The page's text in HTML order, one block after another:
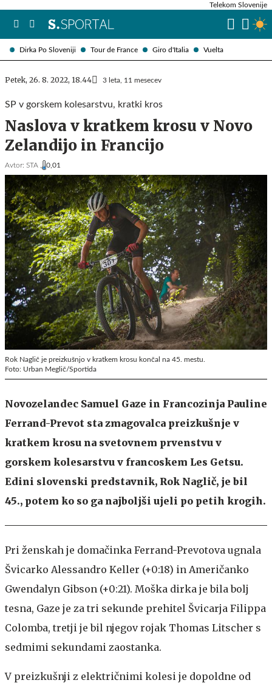
Dirka Po Sloveniji Tour de France Giro d'Italia Vuelta
Telekom Slovenije
Petek, 26. 8. 2022, 18.44 3 leta, 11 mesecev
SP v gorskem kolesarstvu, kratki kros
Naslova v kratkem krosu v Novo
Zelandijo in Francijo
Avtor: STA , 0,01
Rok Naglič je preizkušnjo v kratkem krosu končal na 45. mestu.
Foto: Urban Meglič/Sportida
Novozelandec Samuel Gaze in Francozinja Pauline
Ferrand-Prevot sta zmagovalca preizkušnje v
kratkem krosu na svetovnem prvenstvu v
gorskem kolesarstvu v francoskem Les Getsu.
Edini slovenski predstavnik, Rok Naglič, je bil
45., potem ko so ga najboljši ujeli po petih krogih.
Pri ženskah je domačinka Ferrand-Prevotova ugnala
Švicarko Alessandro Keller (+0:18) in Američanko
Gwendalyn Gibson (+0:21). Moška dirka je bila bolj
tesna, Gaze je za tri sekunde prehitel Švicarja Filippa
Colomba, tretji je bil njegov rojak Thomas Litscher s
sedmimi sekundami zaostanka.
V preizkušnji z električnimi kolesi je dopoldne od